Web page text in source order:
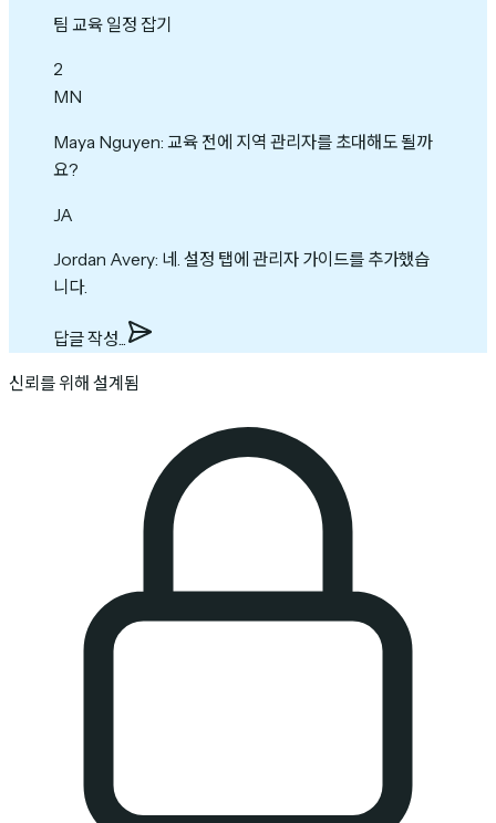
팀 교육 일정 잡기
2
MN
Maya Nguyen: 교육 전에 지역 관리자를 초대해도 될까
요?
JA
Jordan Avery: 네. 설정 탭에 관리자 가이드를 추가했습
니다.
답글 작성...
신뢰를 위해 설계됨